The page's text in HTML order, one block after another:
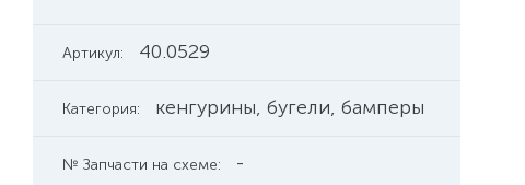
Артикул: 40.0529
Категория: кенгурины, бугели, бамперы
№ Запчасти на схеме: -